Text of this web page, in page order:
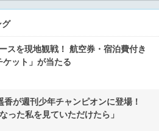
グ
スを現地観戦！ 航空券・宿泊費付き
ケット」が当たる
香が週刊少年チャンピオンに登場！
った私を見ていただけたら」